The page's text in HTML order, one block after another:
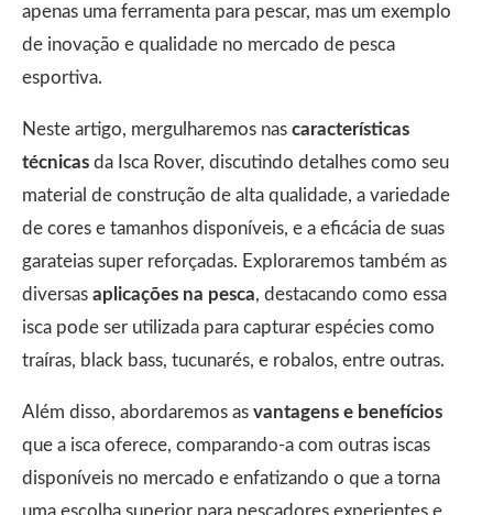
apenas uma ferramenta para pescar, mas um exemplo
de inovação e qualidade no mercado de pesca
esportiva.
Neste artigo, mergulharemos nas características
técnicas da Isca Rover, discutindo detalhes como seu
material de construção de alta qualidade, a variedade
de cores e tamanhos disponíveis, e a eficácia de suas
garateias super reforçadas. Exploraremos também as
diversas aplicações na pesca, destacando como essa
isca pode ser utilizada para capturar espécies como
traíras, black bass, tucunarés, e robalos, entre outras.
Além disso, abordaremos as vantagens e benefícios
que a isca oferece, comparando-a com outras iscas
disponíveis no mercado e enfatizando o que a torna
uma escolha superior para pescadores experientes e